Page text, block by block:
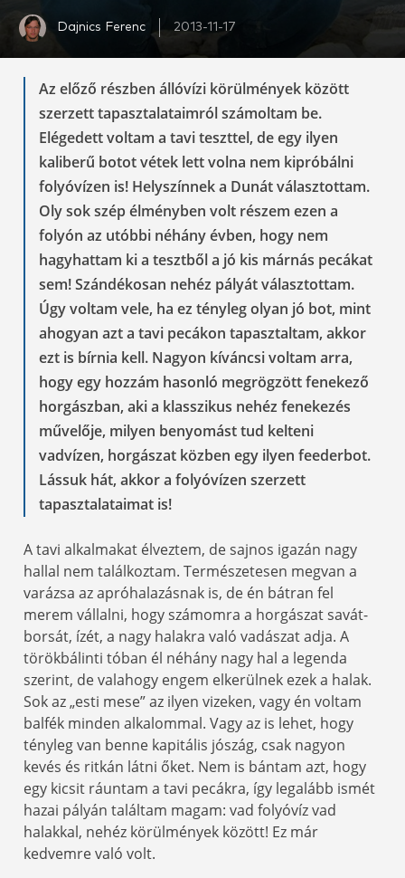
Dajnics Ferenc 2013-11-17
Az előző részben állóvízi körülmények között
szerzett tapasztalataimról számoltam be.
Elégedett voltam a tavi teszttel, de egy ilyen
kaliberű botot vétek lett volna nem kipróbálni
folyóvízen is! Helyszínnek a Dunát választottam.
Oly sok szép élményben volt részem ezen a
folyón az utóbbi néhány évben, hogy nem
hagyhattam ki a tesztből a jó kis márnás pecákat
sem! Szándékosan nehéz pályát választottam.
Úgy voltam vele, ha ez tényleg olyan jó bot, mint
ahogyan azt a tavi pecákon tapasztaltam, akkor
ezt is bírnia kell. Nagyon kíváncsi voltam arra,
hogy egy hozzám hasonló megrögzött fenekező
horgászban, aki a klasszikus nehéz fenekezés
művelője, milyen benyomást tud kelteni
vadvízen, horgászat közben egy ilyen feederbot.
Lássuk hát, akkor a folyóvízen szerzett
tapasztalataimat is!
A tavi alkalmakat élveztem, de sajnos igazán nagy
hallal nem találkoztam. Természetesen megvan a
varázsa az apróhalazásnak is, de én bátran fel
merem vállalni, hogy számomra a horgászat savát-
borsát, ízét, a nagy halakra való vadászat adja. A
törökbálinti tóban él néhány nagy hal a legenda
szerint, de valahogy engem elkerülnek ezek a halak.
Sok az „esti mese” az ilyen vizeken, vagy én voltam
balfék minden alkalommal. Vagy az is lehet, hogy
tényleg van benne kapitális jószág, csak nagyon
kevés és ritkán látni őket. Nem is bántam azt, hogy
egy kicsit ráuntam a tavi pecákra, így legalább ismét
hazai pályán találtam magam: vad folyóvíz vad
halakkal, nehéz körülmények között! Ez már
kedvemre való volt.